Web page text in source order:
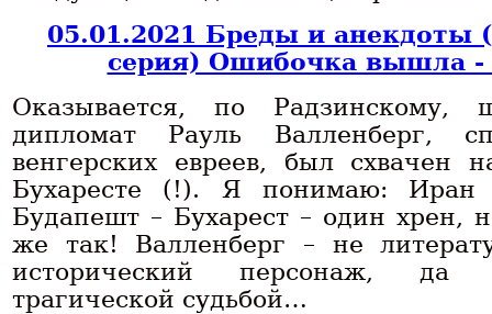
05.01.2021 Бреды и анекдоты
серия) Ошибочка вышла -
Оказывается, по Радзинскому,
дипломат Рауль Валленберг,
венгерских евреев, был схвачен
Бухаресте (!). Я понимаю:
Будапешт – Бухарест – один хрен,
же так! Валленберг – не
исторический персонаж,
трагической судьбой…